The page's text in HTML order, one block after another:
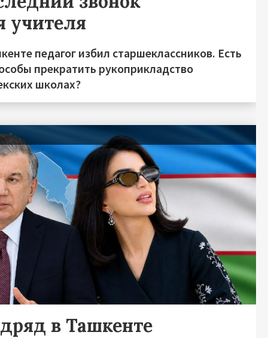
учителя
педагог избил старшеклассников. Есть
прекратить рукоприкладство
школах?
в Ташкенте